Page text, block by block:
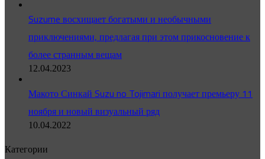
Suzume восхищает богатыми и необычными
приключениями, предлагая при этом прикосновение к
более странным вещам
12.04.2023
Макото Синкай Suzu no Tojimari получает премьеру 11
ноября и новый визуальный ряд
10.04.2022
Категории